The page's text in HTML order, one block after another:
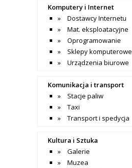
Komputery i Internet
Dostawcy Internetu
Mat. eksploatacyjne
Oprogramowanie
Sklepy komputerowe
Urządzenia biurowe
Komunikacja i transport
Stacje paliw
Taxi
Transport i spedycja
Kultura i Sztuka
Galerie
Muzea